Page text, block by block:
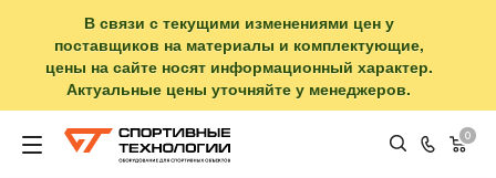
В связи с текущими изменениями цен у
поставщиков на материалы и комплектующие,
цены на сайте носят информационный характер.
Актуальные цены уточняйте у менеджеров.
0